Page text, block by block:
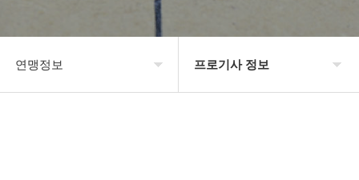
연맹정보 프로기사 정보